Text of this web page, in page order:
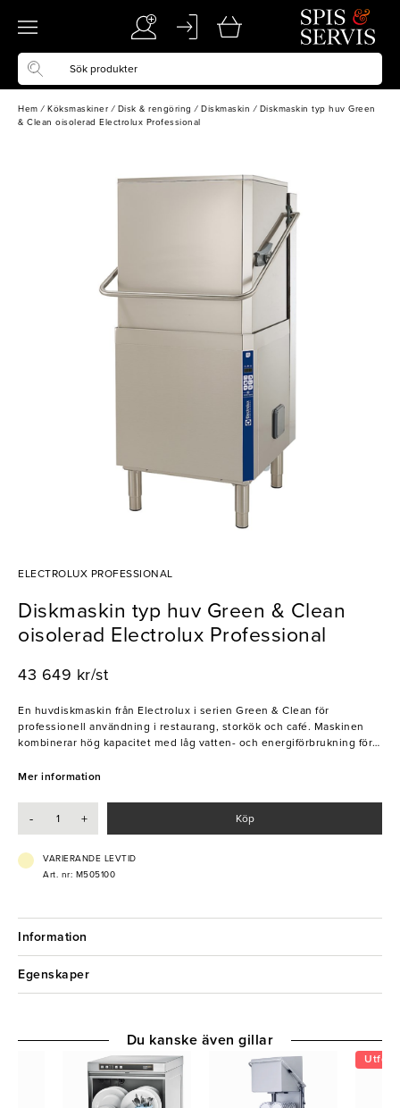
Hem / Köksmaskiner / Disk & rengöring / Diskmaskin / Diskmaskin typ huv Green
& Clean oisolerad Electrolux Professional
ELECTROLUX PROFESSIONAL
Diskmaskin typ huv Green & Clean
oisolerad Electrolux Professional
43 649 kr/st
En huvdiskmaskin från Electrolux i serien Green & Clean för
professionell användning i restaurang, storkök och café. Maskinen
kombinerar hög kapacitet med låg vatten- och energiförbrukning för
säkerställer hygienisk sköljning med konstant temperatur, medan
- Oisolerad modell
- Låg vattenförbrukning – 2 liter per program
- Inbyggd genomströmmare
Mer information
- + Köp
VARIERANDE LEVTID
Art. nr: M505100
Information
Egenskaper
Du kanske även gillar